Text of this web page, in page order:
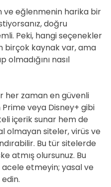
ve eğlenmenin harika bir
doğru
Peki, hangi seçenekler
birçok kaynak var, ama
nasıl
her zaman en güvenli
veya Disney+ gibi
içerik sunar hem de
olmayan siteler, virüs ve
Bu tür sitelerde
atmış olursunuz. Bu
etmeyin; yasal ve